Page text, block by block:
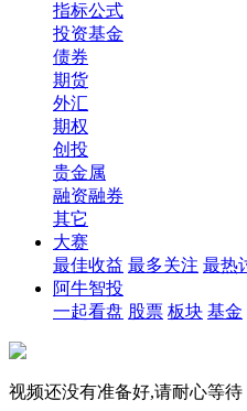
指标公式
投资基金
债券
期货
外汇
期权
创投
贵金属
融资融券
其它
大赛
最佳收益 最多关注 最热
阿牛智投
一起看盘 股票 板块 基金
视频还没有准备好,请耐心等待